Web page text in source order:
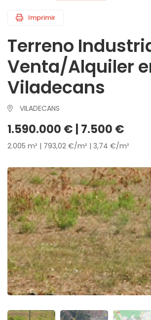
Imprimir
Terreno
Venta/Alquiler
Viladecans
VILADECANS
1.590.000 € | 7.500 €
2.005 m² | 793,02 €/m² | 3,74 €/m²